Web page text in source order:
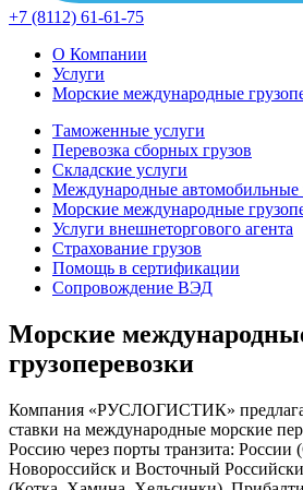
+7 (8112) 61-61-75
О Компании
Услуги
Морские международные
Таможенные услуги
Перевозка сборных грузов
Складские услуги
Международные автомобильные
Морские международные
Услуги внешнеторгового агента
Страхование грузов
Помощь в сертификации
Сопровождение ВЭД
Морские
грузоперевозки
Компания «РУСЛОГИСТИК»
ставки на международные морские
Россию через порты транзита: России
Новороссийск и Восточный